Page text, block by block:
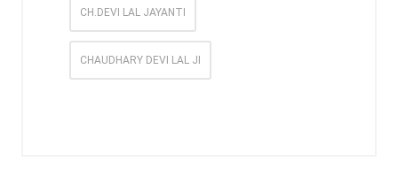
CH.DEVI LAL JAYANTI
CHAUDHARY DEVI LAL JI